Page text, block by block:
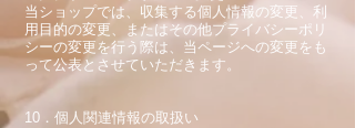
当ショップでは、収集する個人情報の変更、利
用目的の変更、またはその他プライバシーポリ
シーの変更を行う際は、当ページへの変更をも
って公表とさせていただきます。
10．個人関連情報の取扱い